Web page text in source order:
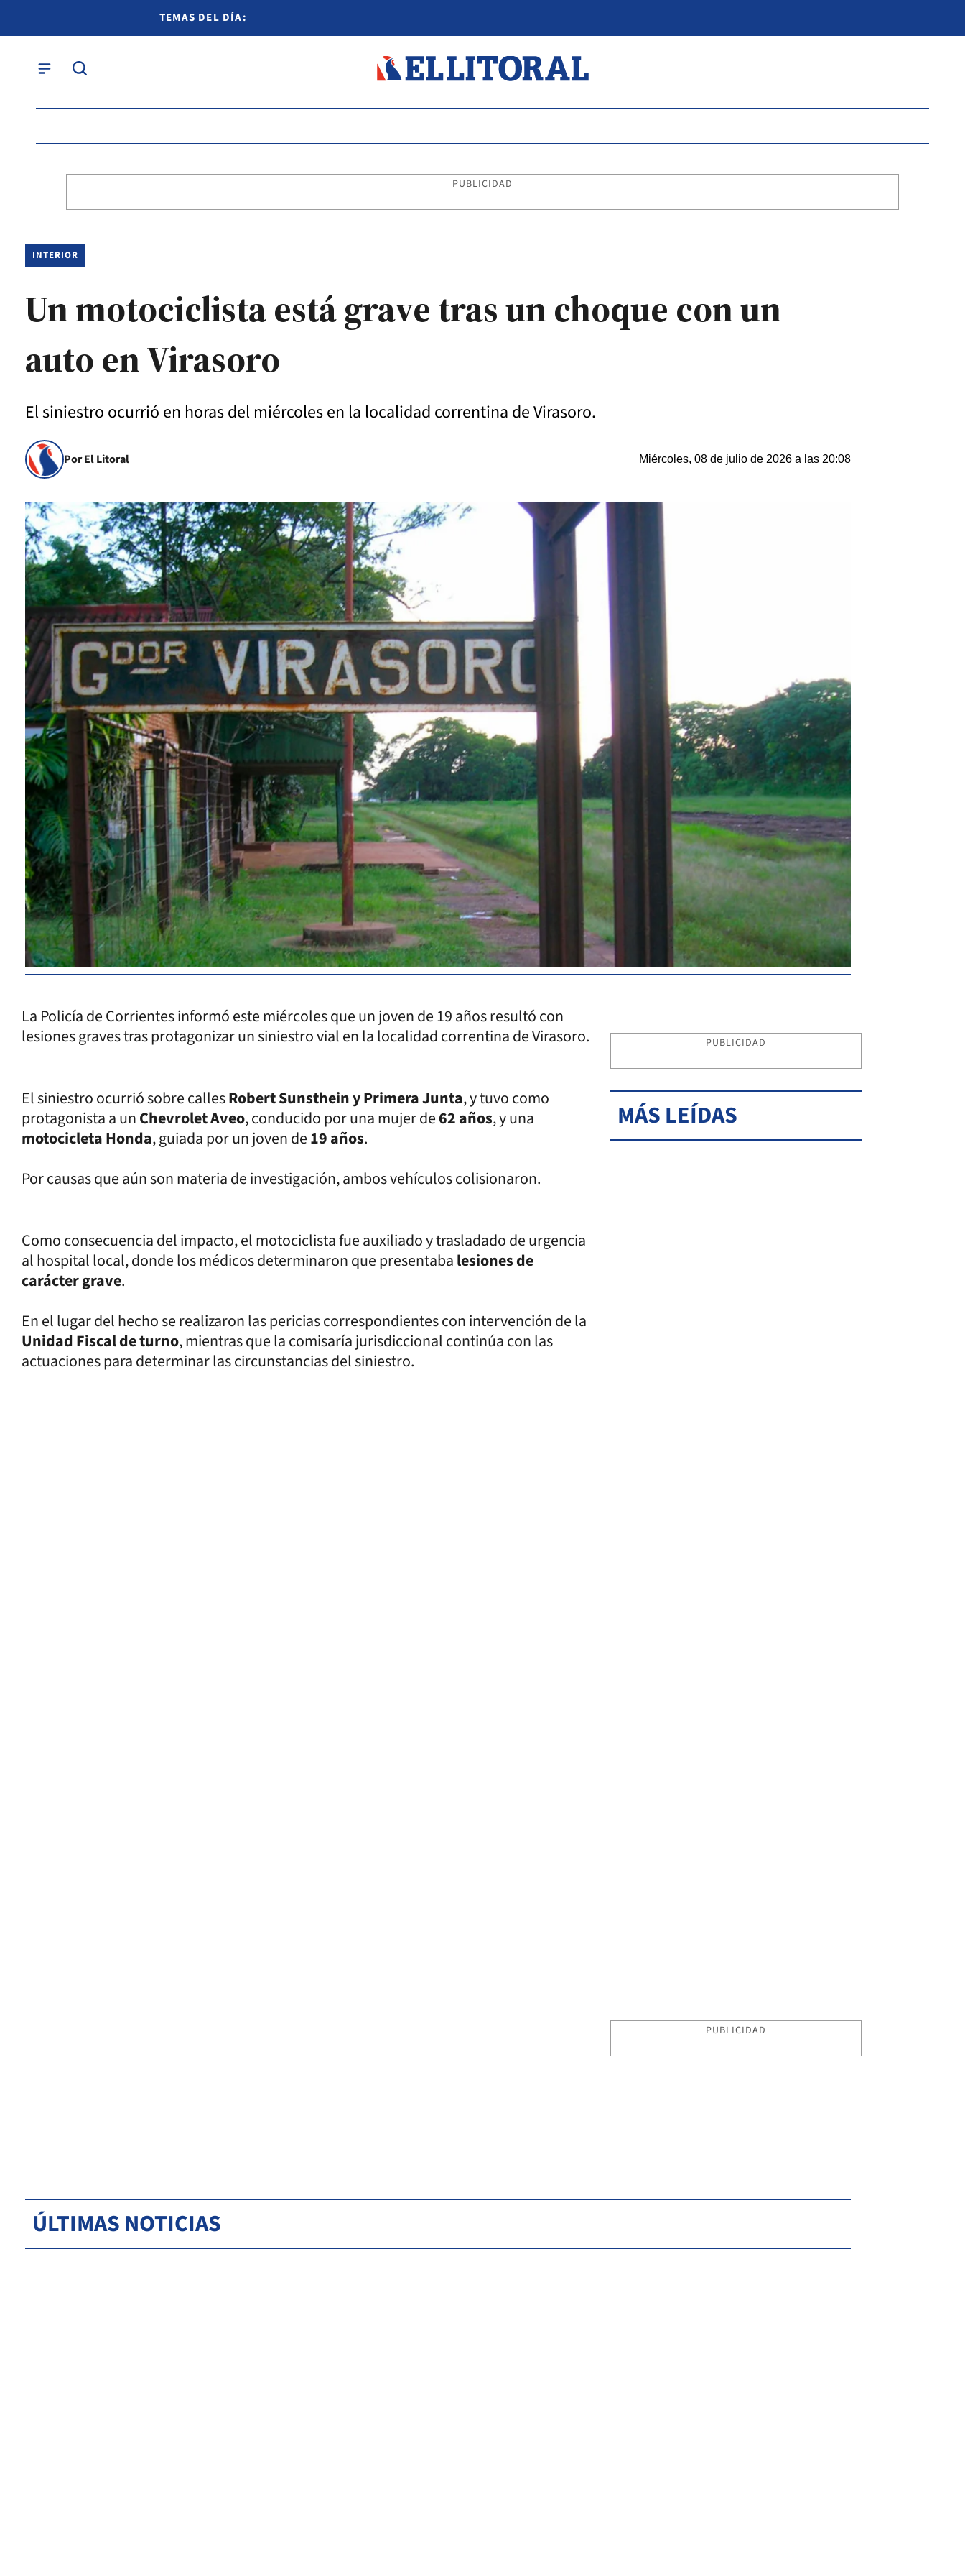
TEMAS DEL DÍA:
PUBLICIDAD
INTERIOR
Un motociclista está grave tras un choque con un
auto en Virasoro
El siniestro ocurrió en horas del miércoles en la localidad correntina de Virasoro.
Por El Litoral Miércoles, 08 de julio de 2026 a las 20:08
La Policía de Corrientes informó este miércoles que un joven de 19 años resultó con
lesiones graves tras protagonizar un siniestro vial en la localidad correntina de Virasoro.
El siniestro ocurrió sobre callesRobert Sunsthein y Primera Junta, y tuvo como
protagonista a unChevrolet Aveo, conducido por una mujer de62 años, y una
motocicleta Honda, guiada por un joven de19 años.
Por causas que aún son materia de investigación, ambos vehículos colisionaron.
Como consecuencia del impacto, el motociclista fue auxiliado y trasladado de urgencia
al hospital local, donde los médicos determinaron que presentabalesiones de
carácter grave.
En el lugar del hecho se realizaron las pericias correspondientes con intervención de la
Unidad Fiscal de turno, mientras que la comisaría jurisdiccional continúa con las
actuaciones para determinar las circunstancias del siniestro.
PUBLICIDAD
MÁS LEÍDAS
PUBLICIDAD
ÚLTIMAS NOTICIAS